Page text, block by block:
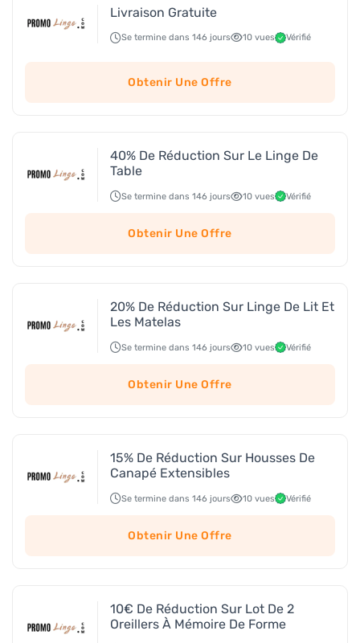
Livraison Gratuite
Se termine dans 146 jours 10 vues Vérifié
Obtenir Une Offre
40% De Réduction Sur Le Linge De
Table
Se termine dans 146 jours 10 vues Vérifié
Obtenir Une Offre
20% De Réduction Sur Linge De Lit Et
Les Matelas
Se termine dans 146 jours 10 vues Vérifié
Obtenir Une Offre
15% De Réduction Sur Housses De
Canapé Extensibles
Se termine dans 146 jours 10 vues Vérifié
Obtenir Une Offre
10€ De Réduction Sur Lot De 2
Oreillers À Mémoire De Forme